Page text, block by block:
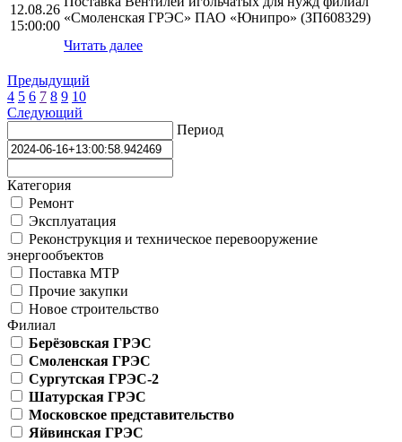
12.08.26
15:00:00
«Смоленская ГРЭС» ПАО «Юнипро» (ЗП608329)
Читать далее
Предыдущий
4 5 6 7 8 9 10
Следующий
Период
Категория
Ремонт
Эксплуатация
Реконструкция и техническое перевооружение
энергообъектов
Поставка МТР
Прочие закупки
Новое строительство
Филиал
Берёзовская ГРЭС
Смоленская ГРЭС
Сургутская ГРЭС-2
Шатурская ГРЭС
Московское представительство
Яйвинская ГРЭС